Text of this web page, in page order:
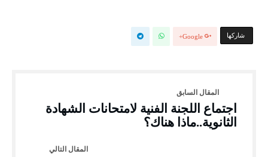
‫‫ شاركها‬ Google+
اجتماع اللجنة الفنية لامتحانات الشهادة
الثانوية..ماذا هناك؟